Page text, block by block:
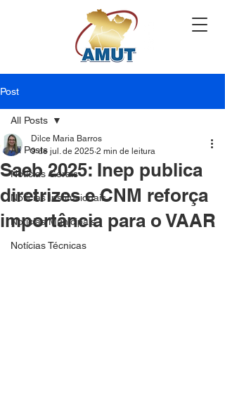
Post
All Posts
Notícias Gerais
Notícias Institucionais
Notícias Municipais
Notícias Técnicas
All Posts
Saeb 2025: Inep publica
diretrizes e CNM reforça
importância para o VAAR
Dilce Maria Barros
9 de jul. de 2025 2 min de leitura